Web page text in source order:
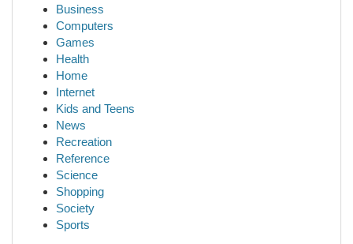
Business
Computers
Games
Health
Home
Internet
Kids and Teens
News
Recreation
Reference
Science
Shopping
Society
Sports